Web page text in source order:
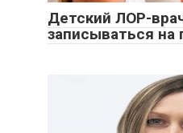
Детский ЛОР-
записываться на